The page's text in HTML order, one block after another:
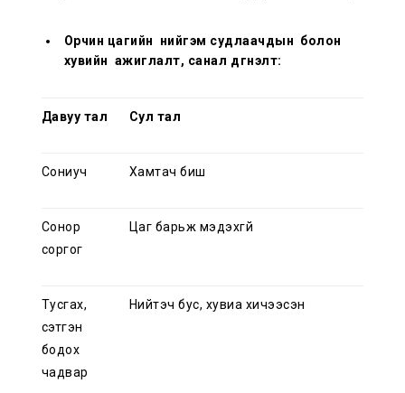
Орчин цагийн нийгэм судлаачдын болон
хувийн ажиглалт, санал дүгнэлт:
Давуу тал Сул тал
Сониуч Хамтач биш
Сонор
соргог
Цаг барьж мэдэхгүй
Тусгах,
сэтгэн
бодох
чадвар
Нийтэч бус, хувиа хичээсэн